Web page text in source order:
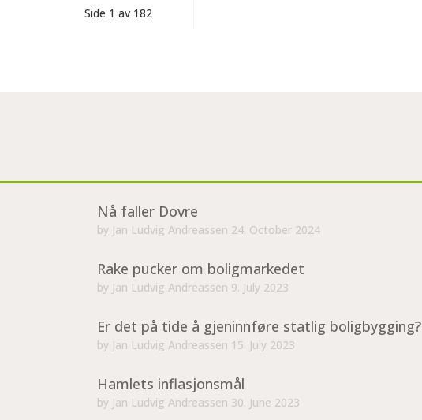
Side 1 av 182
Nå faller Dovre
by Jan Ludvig Andreassen 24. October 2024
Rake pucker om boligmarkedet
by Jan Ludvig Andreassen 9. July 2023
Er det på tide å gjeninnføre statlig boligbygging?
by Jan Ludvig Andreassen 15. July 2023
Hamlets inflasjonsmål
by Jan Ludvig Andreassen 30. June 2023